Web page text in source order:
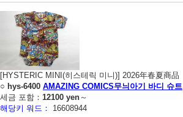
[HYSTERIC MINI(히스테릭 미니)] 2026年春夏商品
○ hys-6400 AMAZING COMICS무늬아기 바디 슈트
세금 포함： 12100 yen～
해당키 워드：
16608944